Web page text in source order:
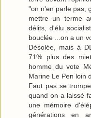
"on n'en parle pas,
mettre un terme
délits, d'élu
bouclée ...on a un
Désolée, mais à
71% plus des
homme du vote
Marine Le Pen loin
Faut pas se
quand on a laissé
une mémoire
générations en